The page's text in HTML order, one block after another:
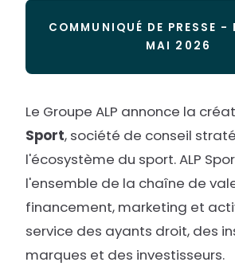
COMMUNIQUÉ DE PRESSE -
MAI 2026
Le Groupe ALP annonce la
Sport, société de conseil
l'écosystème du sport. ALP
l'ensemble de la chaîne de
financement, marketing et
service des ayants droit, des
marques et des investisseurs.